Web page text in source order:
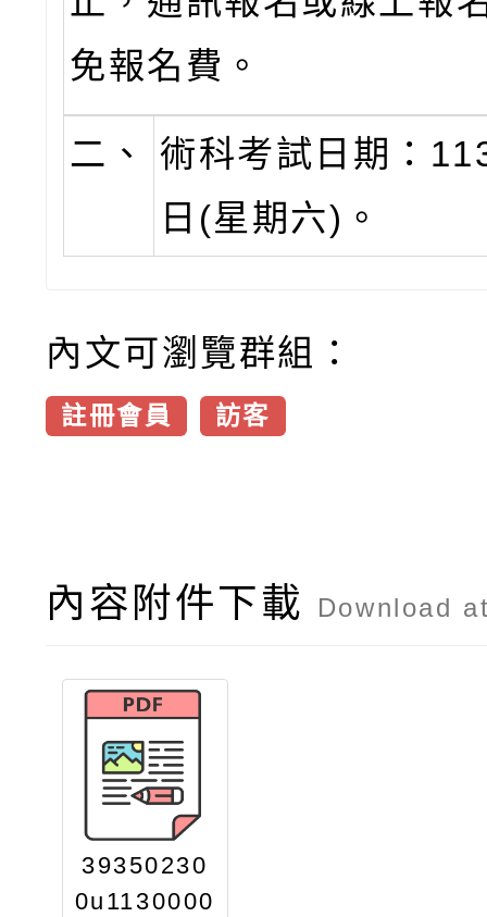
免報名費。
二、
術科考試日期：
日(星期六)。
內文可瀏覽群組：
註冊會員 訪客
內容附件下載 Download
39350230
0u1130000